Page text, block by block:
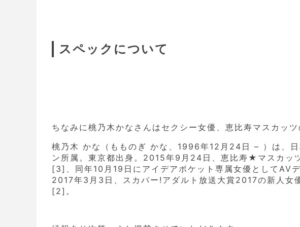
スペックについて
ちなみに桃乃木かなさんはセクシー女優、恵比寿マスカッツ
桃乃木 かな（もものぎ かな、1996年12月24日 – ）は、日
ン所属。東京都出身。2015年9月24日、恵比寿★マスカッ
[3]、同年10月19日にアイデアポケット専属女優としてAVデ
2017年3月3日、スカパー!アダルト放送大賞2017の新人女
[2]。